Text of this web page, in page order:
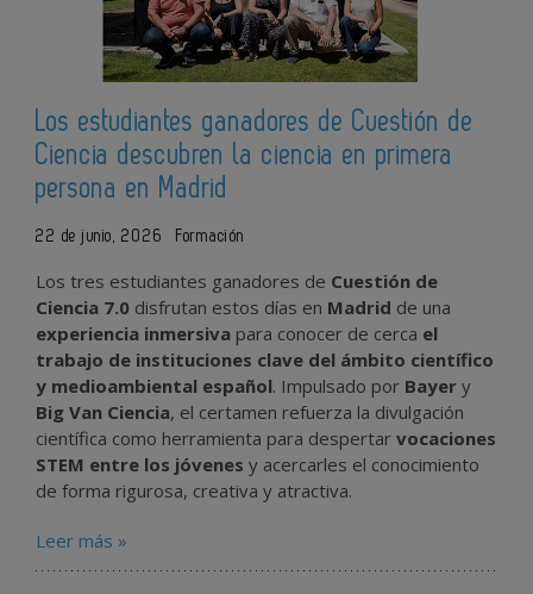
Los estudiantes ganadores de Cuestión de
Ciencia descubren la ciencia en primera
persona en Madrid
22 de junio, 2026 Formación
Los tres estudiantes ganadores de Cuestión de
Ciencia 7.0 disfrutan estos días en Madrid de una
experiencia inmersiva para conocer de cerca el
trabajo de instituciones clave del ámbito científico
y medioambiental español. Impulsado por Bayer y
Big Van Ciencia, el certamen refuerza la divulgación
científica como herramienta para despertar vocaciones
STEM entre los jóvenes y acercarles el conocimiento
de forma rigurosa, creativa y atractiva.
Leer más »